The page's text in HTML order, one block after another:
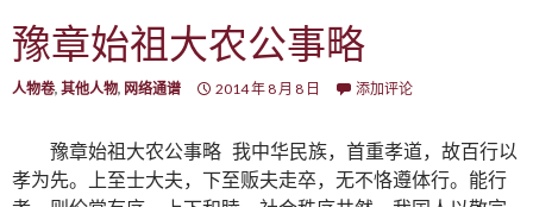
豫章始祖大农公事略
人物卷, 其他人物, 网络通谱 2014 年 8 月 8 日 添加评论
豫章始祖大农公事略 我中华民族，首重孝道，故百行以
孝为先。上至士大夫，下至贩夫走卒，无不恪遵体行。能行